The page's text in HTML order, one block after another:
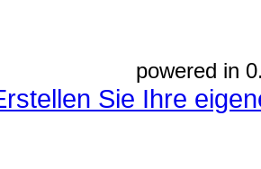
powered in
Sie Ihre